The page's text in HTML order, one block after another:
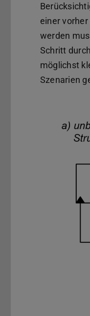
einer
werden
Schritt
möglichst
Szenarien